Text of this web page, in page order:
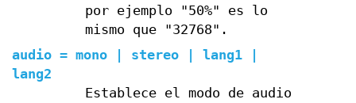
por ejemplo "50%" es lo
mismo que "32768".
audio = mono | stereo | lang1 |
lang2
Establece el modo de audio